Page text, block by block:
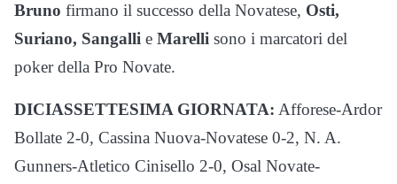
Bruno firmano il successo della Novatese, Osti,
Suriano, Sangalli e Marelli sono i marcatori del
poker della Pro Novate.
DICIASSETTESIMA GIORNATA: Afforese-Ardor
Bollate 2-0, Cassina Nuova-Novatese 0-2, N. A.
Gunners-Atletico Cinisello 2-0, Osal Novate-